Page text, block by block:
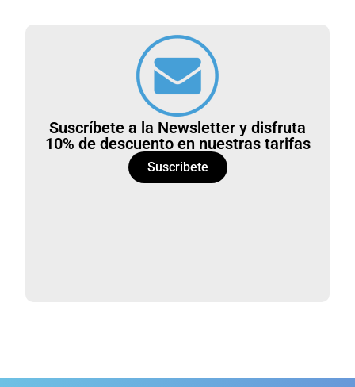
Suscríbete a la Newsletter y disfruta
10% de descuento en nuestras tarifas
Suscribete